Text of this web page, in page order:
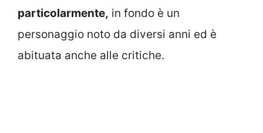
particolarmente, in fondo è un
personaggio noto da diversi anni ed è
abituata anche alle critiche.